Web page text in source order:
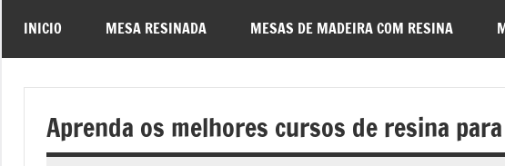
Resinada
–
Como
resinadas,
a
elegância
INICIO MESA RESINADA MESAS DE MADEIRA COM RESINA
Aprenda os melhores cursos de resina